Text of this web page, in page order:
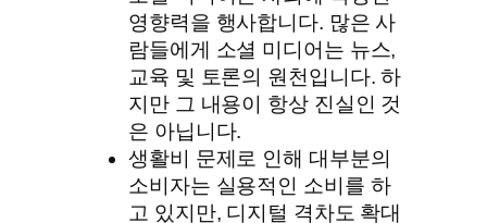
영향력을 행사합니다. 많은 사
람들에게 소셜 미디어는 뉴스,
교육 및 토론의 원천입니다. 하
지만 그 내용이 항상 진실인 것
은 아닙니다.
생활비 문제로 인해 대부분의
소비자는 실용적인 소비를 하
고 있지만, 디지털 격차도 확대